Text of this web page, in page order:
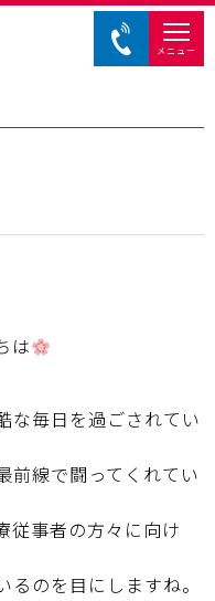
メニュー
は
な毎日を過ごされてい
前線で闘ってくれてい
従事者の方々に向け
のを目にしますね。